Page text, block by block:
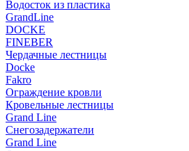
Водосток из пластика
GrandLine
DOCKE
FINEBER
Чердачные лестницы
Docke
Fakro
Ограждение кровли
Кровельные лестницы
Grand Line
Снегозадержатели
Grand Line